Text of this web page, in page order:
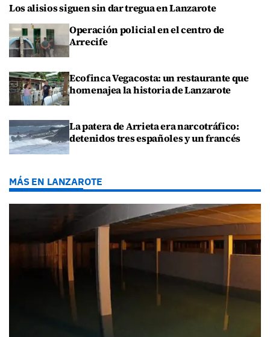
Los alisios siguen sin dar tregua en Lanzarote
Operación policial en el centro de
Arrecife
Ecofinca Vegacosta: un restaurante que
homenajea la historia de Lanzarote
La patera de Arrieta era narcotráfico:
detenidos tres españoles y un francés
MÁS EN LANZAROTE